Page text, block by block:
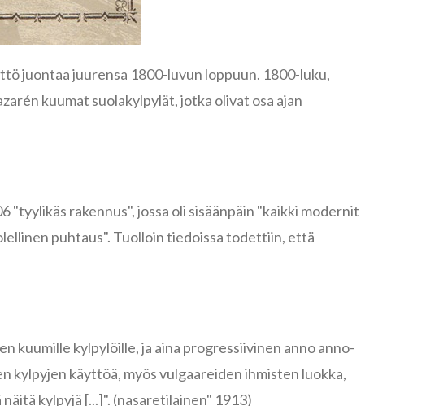
juontaa juurensa 1800-luvun loppuun. 1800-luku,
kuumat suolakylpylät, jotka olivat osa ajan
rakennus", jossa oli sisäänpäin "kaikki modernit
puhtaus". Tuolloin tiedoissa todettiin, että
kuumille kylpylöille, ja aina progressiivinen anno anno-
kylpyjen käyttöä, myös vulgaareiden ihmisten luokka,
kylpyjä [...]". (nasaretilainen" 1913)